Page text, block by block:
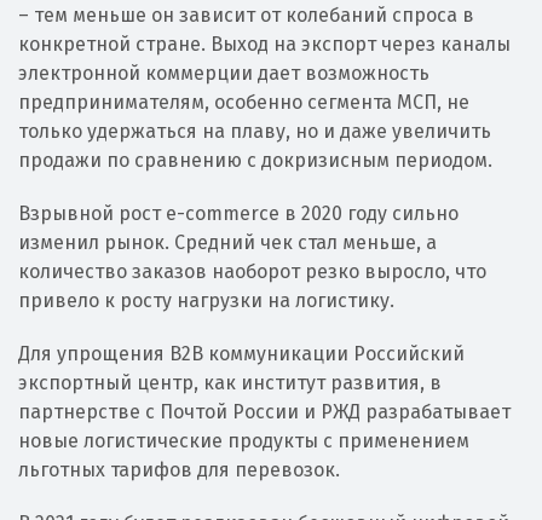
– тем меньше он зависит от колебаний спроса в
конкретной стране. Выход на экспорт через каналы
электронной коммерции дает возможность
предпринимателям, особенно сегмента МСП, не
только удержаться на плаву, но и даже увеличить
продажи по сравнению с докризисным периодом.
Взрывной рост e-commerce в 2020 году сильно
изменил рынок. Средний чек стал меньше, а
количество заказов наоборот резко выросло, что
привело к росту нагрузки на логистику.
Для упрощения B2B коммуникации Российский
экспортный центр, как институт развития, в
партнерстве с Почтой России и РЖД разрабатывает
новые логистические продукты с применением
льготных тарифов для перевозок.